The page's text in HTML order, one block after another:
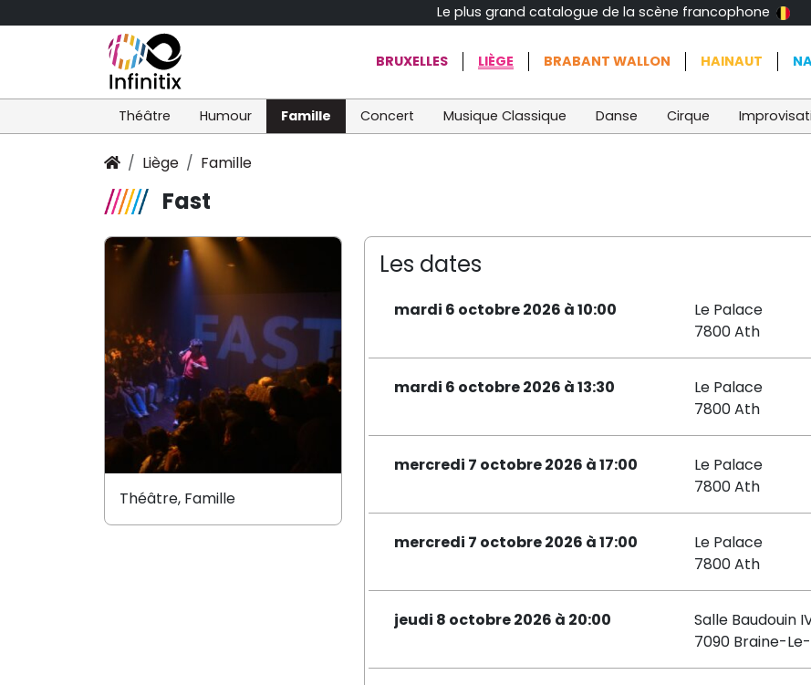
Le plus grand catalogue de la scène francophone
BRUXELLES LIÈGE BRABANT WALLON HAINAUT
Théâtre Humour Famille Concert Musique Classique Danse Cirque
Liège Famille
Fast
Les dates
mardi 6 octobre 2026 à 10:00
Le Palace
7800 Ath
mardi 6 octobre 2026 à 13:30
Le Palace
7800 Ath
mercredi 7 octobre 2026 à 17:00
Le Palace
7800 Ath
mercredi 7 octobre 2026 à 17:00
Le Palace
7800 Ath
jeudi 8 octobre 2026 à 20:00
Salle Baudouin
7090 Braine-
Théâtre, Famille